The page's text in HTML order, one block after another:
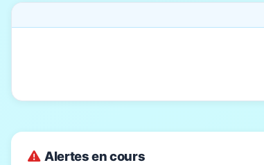
Fenêtres d'information
Alertes en cours